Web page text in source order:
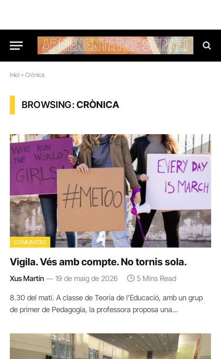
Inici » Crònica
BROWSING:CRÒNICA
COMUNITAT
Vigila. Vés amb compte. No tornis sola.
Xus Martín 19 de maig de 2026 5 Mins Read
8.30 del matí. A classe de Teoria de l’Educació, amb un grup
de primer de Pedagogia, la professora proposa una…